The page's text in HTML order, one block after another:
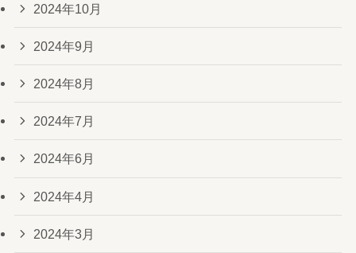
2024年10月
2024年9月
2024年8月
2024年7月
2024年6月
2024年4月
2024年3月